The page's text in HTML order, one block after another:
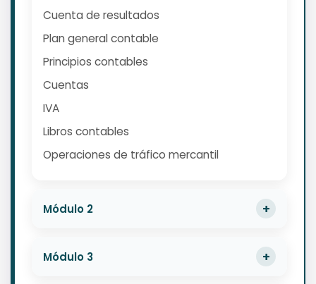
Cuenta de resultados
Plan general contable
Principios contables
Cuentas
IVA
Libros contables
Operaciones de tráfico mercantil
Módulo 2
Módulo 3